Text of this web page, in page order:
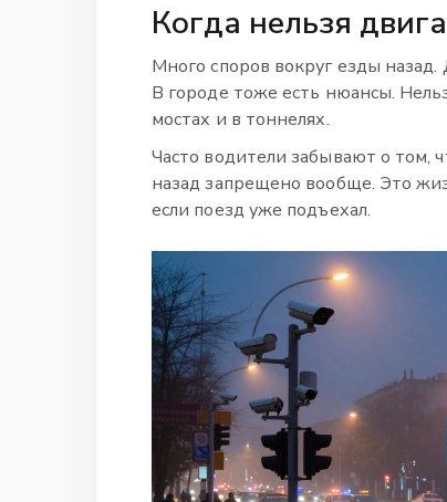
Когда нельзя
Много споров вокруг езды
В городе тоже есть нюансы.
мостах и в тоннелях.
Часто водители забывают о
назад запрещено вообще. Это
если поезд уже подъехал.